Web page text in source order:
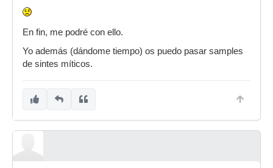
En fin, me podré con ello.
Yo además (dándome tiempo) os puedo pasar samples
de sintes míticos.